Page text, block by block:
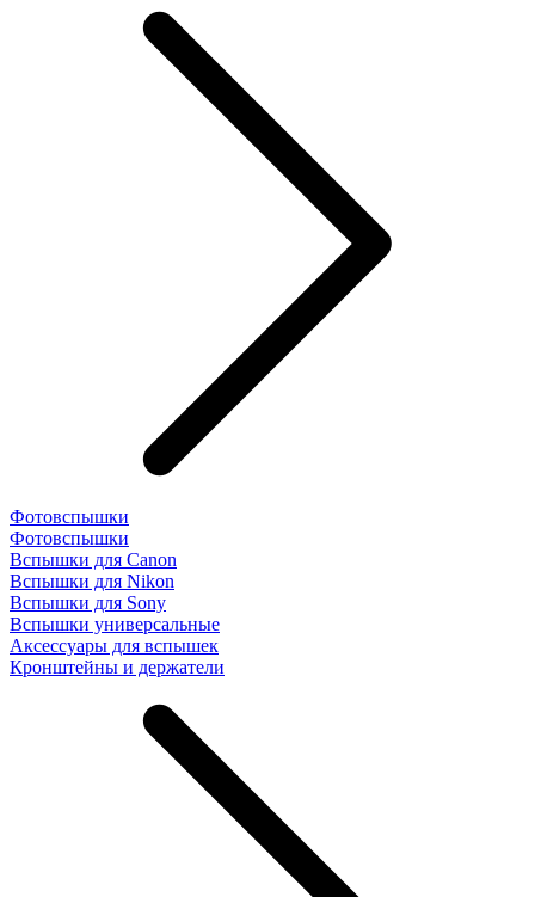
Фотовспышки
Фотовспышки
Вспышки для Canon
Вспышки для Nikon
Вспышки для Sony
Вспышки универсальные
Аксесcуары для вспышек
Кронштейны и держатели